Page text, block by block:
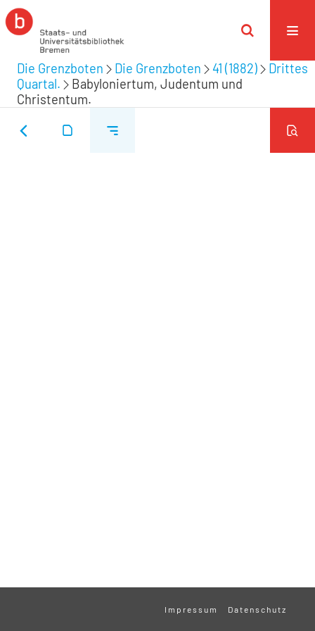
Die Grenzboten Die Grenzboten 41 (1882)
Drittes
Quartal.
Babyloniertum, Judentum und
Christentum.
Impressum Datenschutz